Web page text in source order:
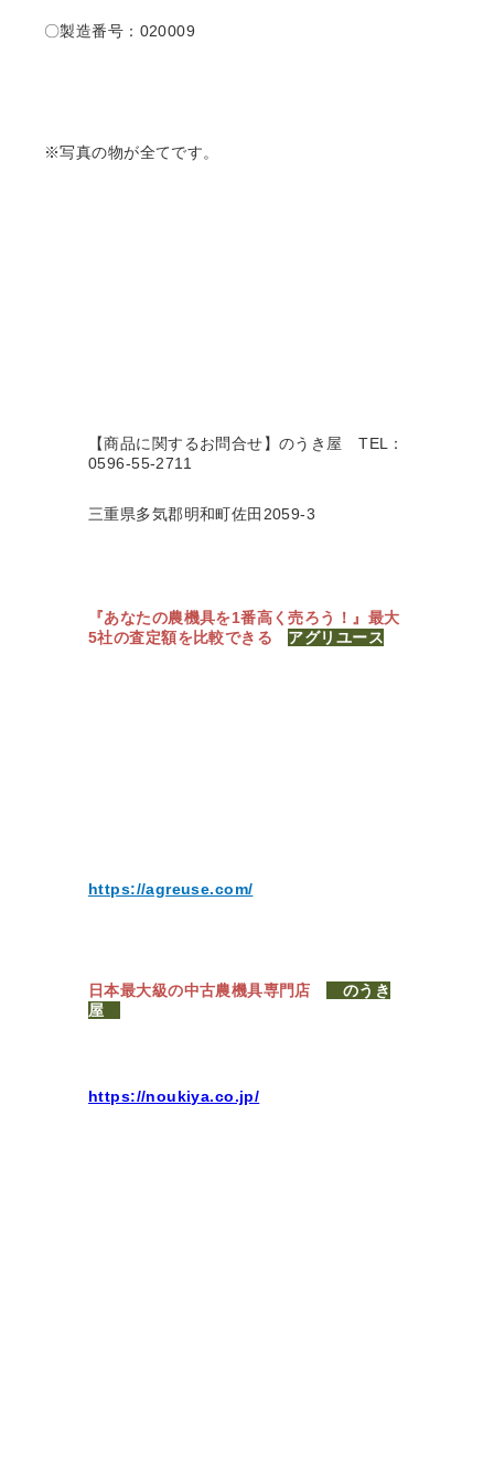
〇製造番号：020009
※写真の物が全てです。
【商品に関するお問合せ】のうき屋TEL：
0596-55-2711
三重県多気郡明和町佐田2059-3
『あなたの農機具を1番高く売ろう！』 最大
5社の査定額を比較できる アグリユース
https://agreuse.com/
日本最大級の中古農機具専門店
のうき
屋
https://noukiya.co.jp/